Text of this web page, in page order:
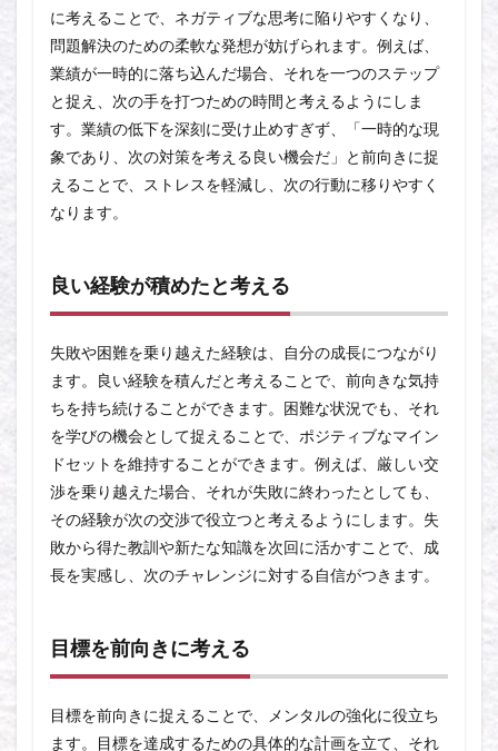
に考えることで、ネガティブな思考に陥りやすくなり、
問題解決のための柔軟な発想が妨げられます。例えば、
業績が一時的に落ち込んだ場合、それを一つのステップ
と捉え、次の手を打つための時間と考えるようにしま
す。業績の低下を深刻に受け止めすぎず、「一時的な現
象であり、次の対策を考える良い機会だ」と前向きに捉
えることで、ストレスを軽減し、次の行動に移りやすく
なります。
良い経験が積めたと考える
失敗や困難を乗り越えた経験は、自分の成長につながり
ます。良い経験を積んだと考えることで、前向きな気持
ちを持ち続けることができます。困難な状況でも、それ
を学びの機会として捉えることで、ポジティブなマイン
ドセットを維持することができます。例えば、厳しい交
渉を乗り越えた場合、それが失敗に終わったとしても、
その経験が次の交渉で役立つと考えるようにします。失
敗から得た教訓や新たな知識を次回に活かすことで、成
長を実感し、次のチャレンジに対する自信がつきます。
目標を前向きに考える
目標を前向きに捉えることで、メンタルの強化に役立ち
ます。目標を達成するための具体的な計画を立て、それ